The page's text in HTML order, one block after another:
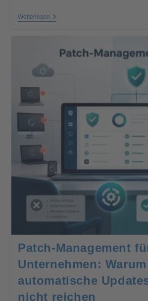
Weiterlesen
Patch-Management
Unternehmen: Warum
automatische
nicht reichen